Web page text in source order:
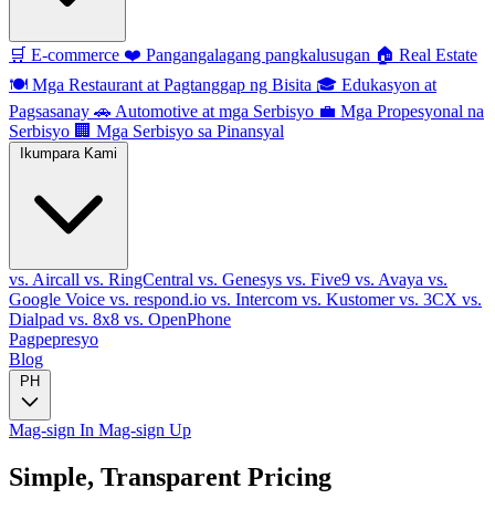
🛒 E-commerce ❤️ Pangangalagang pangkalusugan 🏠 Real Estate
🍽️ Mga Restaurant at Pagtanggap ng Bisita 🎓 Edukasyon at
Pagsasanay 🚗 Automotive at mga Serbisyo 💼 Mga Propesyonal na
Serbisyo 🏢 Mga Serbisyo sa Pinansyal
Ikumpara Kami
vs. Aircall vs. RingCentral vs. Genesys vs. Five9 vs. Avaya vs.
Google Voice vs. respond.io vs. Intercom vs. Kustomervs. 3CX vs.
Dialpad vs. 8x8 vs. OpenPhone
Pagpepresyo
Blog
PH
Mag-sign In Mag-sign Up
Simple, Transparent Pricing